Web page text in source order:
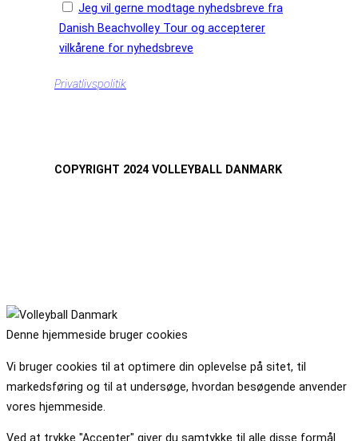
Jeg vil gerne modtage nyhedsbreve fra
Danish Beachvolley Tour og accepterer
vilkårene for nyhedsbreve
Privatlivspolitik
COPYRIGHT 2024 VOLLEYBALL DANMARK
Denne hjemmeside bruger cookies
Vi bruger cookies til at optimere din oplevelse på sitet, til
markedsføring og til at undersøge, hvordan besøgende anvender
vores hjemmeside.
Ved at trykke "Accepter" giver du samtykke til alle disse formål.